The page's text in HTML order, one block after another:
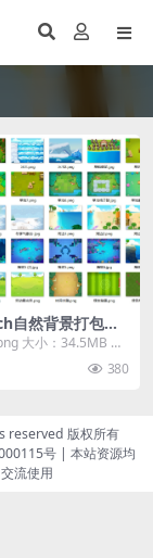
自然背景打包下
大小：34.5MB 下
速下载 游客购买后
380
reserved 版权所有
号| 本站资源均
流使用